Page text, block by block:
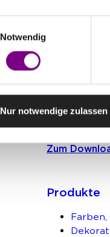
Notwendig
Nur notwendige zulassen
Für
Zum
Produkte